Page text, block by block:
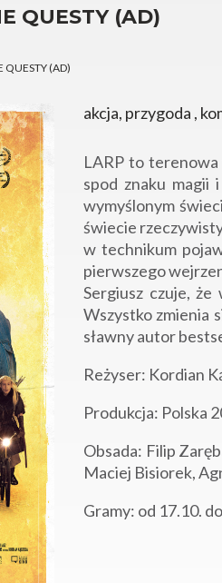
QUESTY (AD)
QUESTY (AD)
akcja, przygoda ,
LARP to
spod znaku magii
wymyślonym
świecie
w technikum
pierwszego
Sergiusz czuje, że
Wszystko zmienia
sławny autor
Reżyser: Kordian
Produkcja: Polska
Obsada: Filip
Maciej Bisiorek,
Gramy: od 17.10.